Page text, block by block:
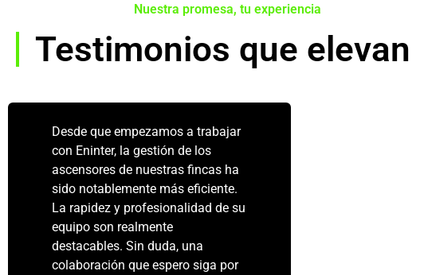
Nuestra promesa, tu experiencia
Testimonios que elevan
Desde que empezamos a trabajar
con Eninter, la gestión de los
ascensores de nuestras fincas ha
sido notablemente más eficiente.
La rapidez y profesionalidad de su
equipo son realmente
destacables. Sin duda, una
colaboración que espero siga por